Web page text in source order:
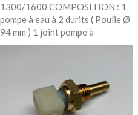
1300/1600 COMPOSITION : 1
pompe à eau à 2 durits ( Poulie Ø
94 mm ) 1 joint pompe à